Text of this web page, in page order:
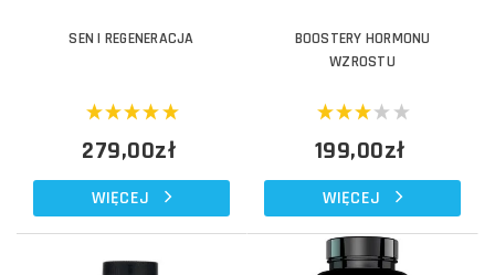
SEN I REGENERACJA
279,00zł
WIĘCEJ
BOOSTERY HORMONU
WZROSTU
199,00zł
WIĘCEJ